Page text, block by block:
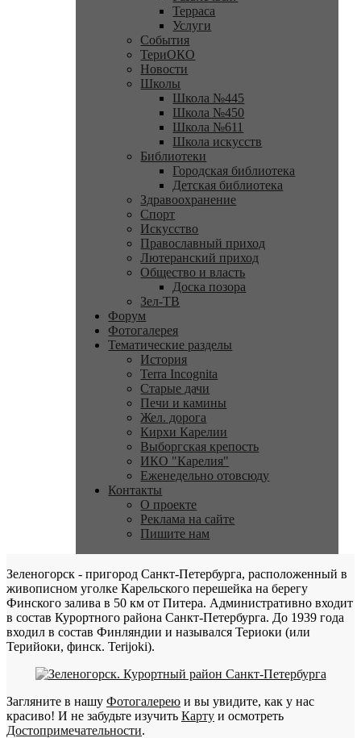
Терраса
Услуги
События
ТериОКО
Новости
Школы
Школа №445
Школа №450
Школа №611
Школа искусств
Библиотеки
Городская библиотека
Детская библиотека
Здравоохранение
Спорт
Искусство
Православный приход
Лютеранский приход
Общество и власть
Доска позора
Зел-ТВ
Форум
Фотогалерея
Тематические разделы
История
Terra Incognita
Старые дачи
Печи и камины
Жел. дорога
Кирхи Карелии
Выборгская крепость
ИКО "Карелия"
Еженедельно отовсюду
Контакты
О проекте
Реклама на сайте
Пишите нам
Зеленогорск - пригород Санкт-Петербурга, расположенный в
живописном уголке Карельского перешейка на берегу
Финского залива в 50 км от Питера. Административно входит
в состав Курортного района Санкт-Петербурга. До 1939 года
входил в состав Финляндии и назывался Териоки (или
Терийоки, финск. Terijoki).
Загляните в нашу Фотогалерею и вы увидите, как у нас
красиво! И не забудьте изучить Карту и осмотреть
Достопримечательности.